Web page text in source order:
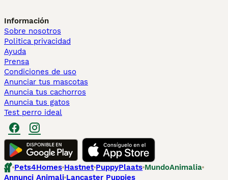
Información
Sobre nosotros
Politica privacidad
Ayuda
Prensa
Condiciones de uso
Anunciar tus mascotas
Anuncia tus cachorros
Anuncia tus gatos
Test perro ideal
Pets4Homes Hastnet PuppyPlaats MundoAnimalia
Annunci Animali Lancaster Puppies